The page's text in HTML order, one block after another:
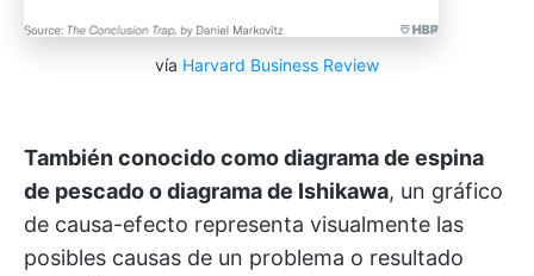
vía Harvard Business Review
También conocido como diagrama de espina
de pescado o diagrama de Ishikawa, un gráfico
de causa-efecto representa visualmente las
posibles causas de un problema o resultado